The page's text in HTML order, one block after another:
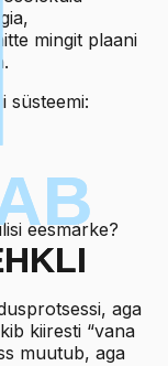
mingit plaani
süsteemi:
eesmärke?
aga
kiiresti “vana
muutub, aga